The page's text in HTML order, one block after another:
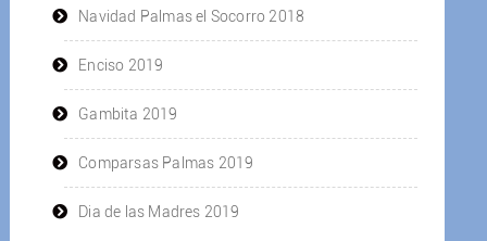
Navidad Palmas el Socorro 2018
Enciso 2019
Gambita 2019
Comparsas Palmas 2019
Dia de las Madres 2019